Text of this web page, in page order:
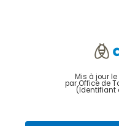
Mis à jour le
par Office de
(Identifiant